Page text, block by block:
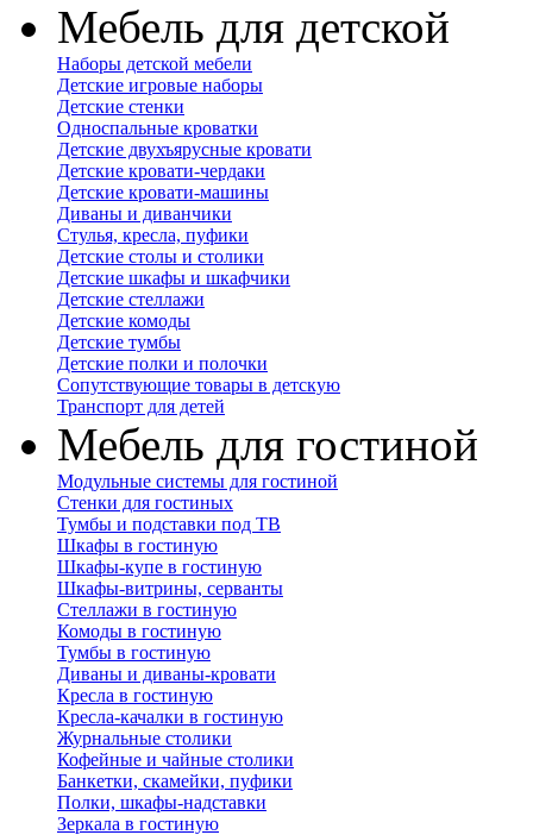
Мебель для детской
Наборы детской мебели
Детские игровые наборы
Детские стенки
Односпальные кроватки
Детские двухъярусные кровати
Детские кровати-чердаки
Детские кровати-машины
Диваны и диванчики
Стулья, кресла, пуфики
Детские столы и столики
Детские шкафы и шкафчики
Детские стеллажи
Детские комоды
Детские тумбы
Детские полки и полочки
Сопутствующие товары в детскую
Транспорт для детей
Мебель для гостиной
Модульные системы для гостиной
Стенки для гостиных
Тумбы и подставки под ТВ
Шкафы в гостиную
Шкафы-купе в гостиную
Шкафы-витрины, серванты
Стеллажи в гостиную
Комоды в гостиную
Тумбы в гостиную
Диваны и диваны-кровати
Кресла в гостиную
Кресла-качалки в гостиную
Журнальные столики
Кофейные и чайные столики
Банкетки, скамейки, пуфики
Полки, шкафы-надставки
Зеркала в гостиную